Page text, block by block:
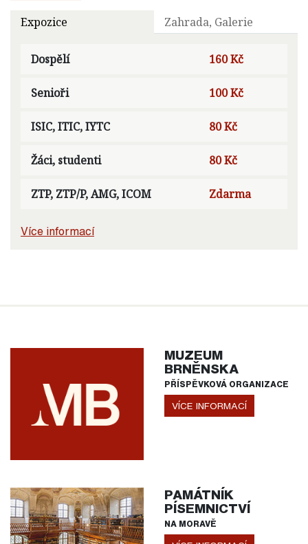
Expozice Zahrada, Galerie
Dospělí 160 Kč
Senioři 100 Kč
ISIC, ITIC, IYTC 80 Kč
Žáci, studenti 80 Kč
ZTP, ZTP/P, AMG, ICOM Zdarma
Více informací
MUZEUM
BRNĚNSKA
PŘÍSPĚVKOVÁ ORGANIZACE
VÍCE INFORMACÍ
PAMÁTNÍK
PÍSEMNICTVÍ
NA MORAVĚ